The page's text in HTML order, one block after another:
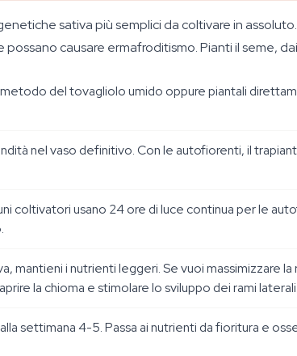
sativa più semplici da coltivare in
causare ermafroditismo. Pianti il seme,
del tovagliolo umido oppure piantali
nel vaso definitivo. Con le autofiorenti, il
coltivatori usano 24 ore di luce continua per le
i nutrienti leggeri. Se vuoi massimizzare
la chioma e stimolare lo sviluppo dei rami laterali.
settimana 4-5. Passa ai nutrienti da fioritura e